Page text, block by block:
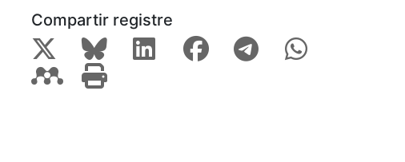
Compartir registre